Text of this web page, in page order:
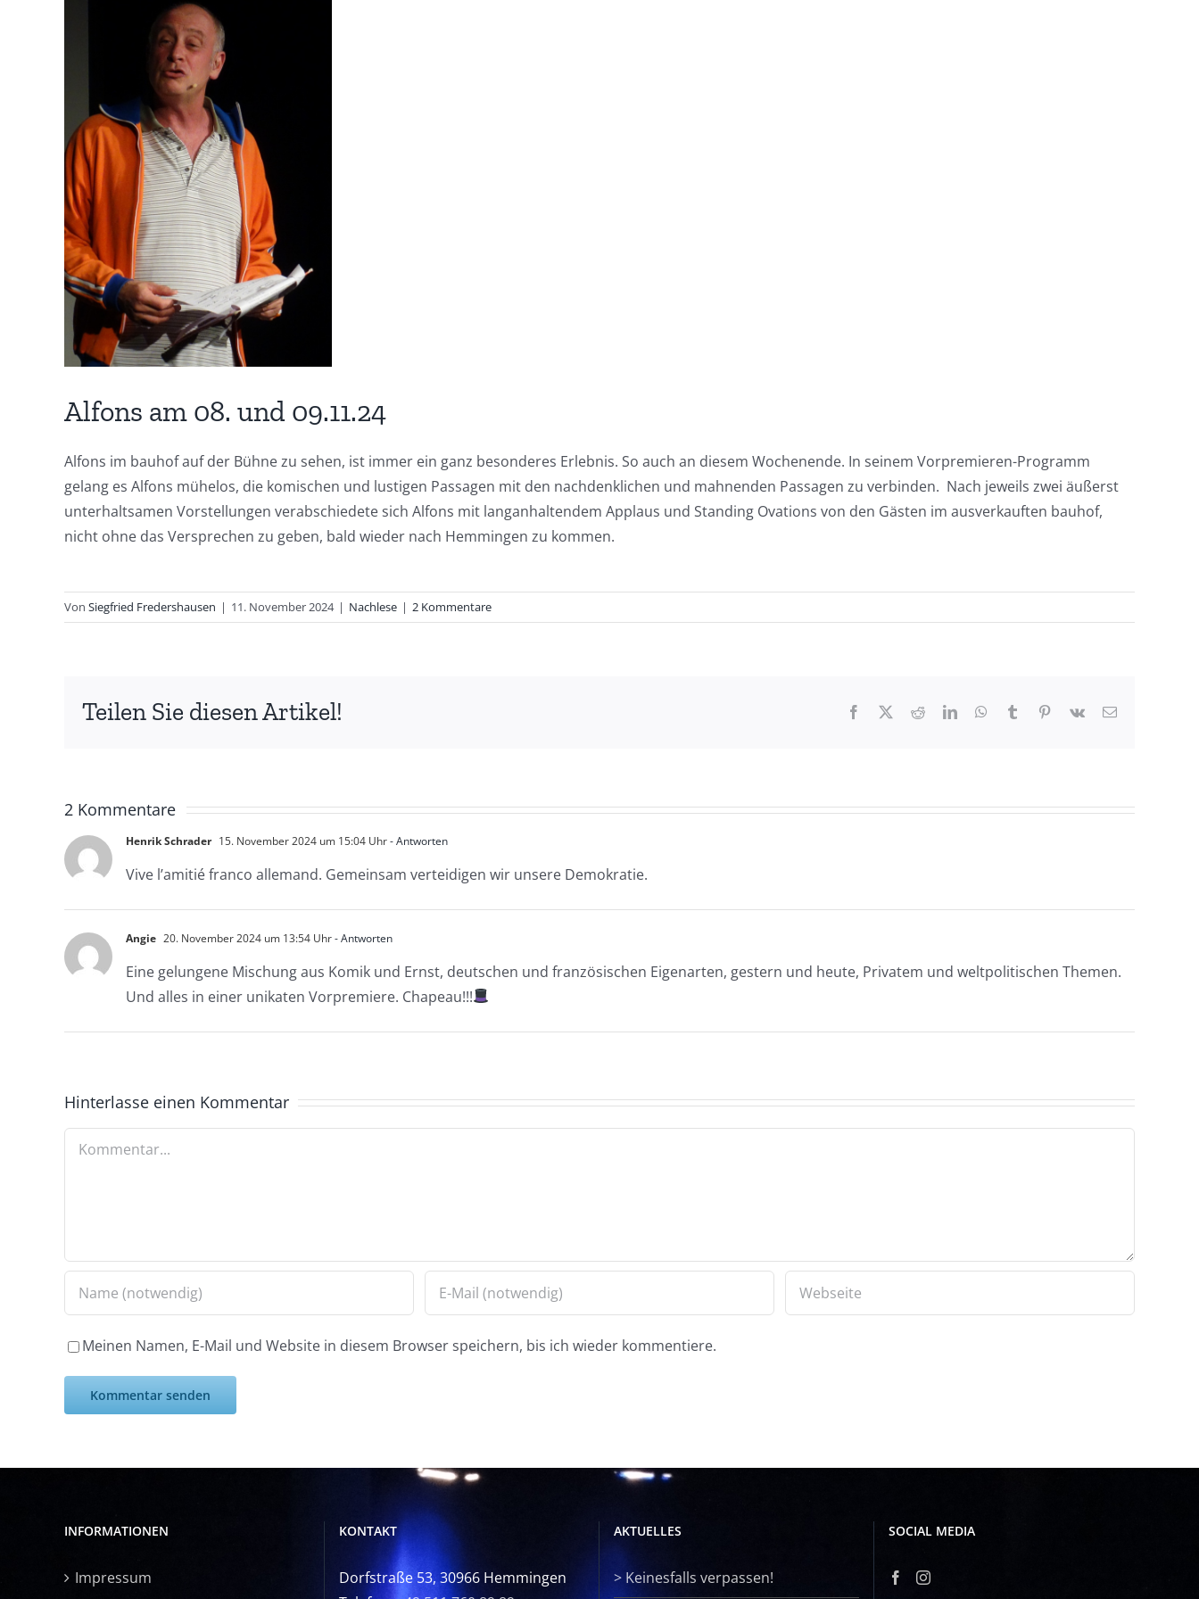
Alfons am 08. und 09.11.24
Alfons im bauhof auf der Bühne zu sehen, ist immer ein ganz besonderes Erlebnis. So auch an diesem Wochenende. In seinem Vorpremieren-Programm
gelang es Alfons mühelos, die komischen und lustigen Passagen mit den nachdenklichen und mahnenden Passagen zu verbinden. Nach jeweils zwei äußerst
unterhaltsamen Vorstellungen verabschiedete sich Alfons mit langanhaltendem Applaus und Standing Ovations von den Gästen im ausverkauften bauhof,
nicht ohne das Versprechen zu geben, bald wieder nach Hemmingen zu kommen.
Von Siegfried Fredershausen | 11. November 2024 | Nachlese | 2 Kommentare
Teilen Sie diesen Artikel! Facebook RedditLinkedInWhatsApp
Tumblr Pinterest
Vk
E-
2 Kommentare
Henrik Schrader 15. November 2024 um 15:04 Uhr- Antworten
Vive l’amitié franco allemand. Gemeinsam verteidigen wir unsere Demokratie.
Angie 20. November 2024 um 13:54 Uhr- Antworten
Eine gelungene Mischung aus Komik und Ernst, deutschen und französischen Eigenarten, gestern und heute, Privatem und weltpolitischen Themen.
Und alles in einer unikaten Vorpremiere. Chapeau!!!
Hinterlasse einen Kommentar
Kommentar
Meinen Namen, E-Mail und Website in diesem Browser speichern, bis ich wieder kommentiere.
INFORMATIONEN
Impressum
KONTAKT
Dorfstraße 53, 30966 Hemmingen
AKTUELLES
> Keinesfalls verpassen!
SOCIAL MEDIA